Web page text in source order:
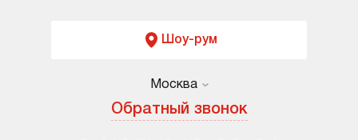
Шоу-рум
Москва
Обратный звонок
Москва